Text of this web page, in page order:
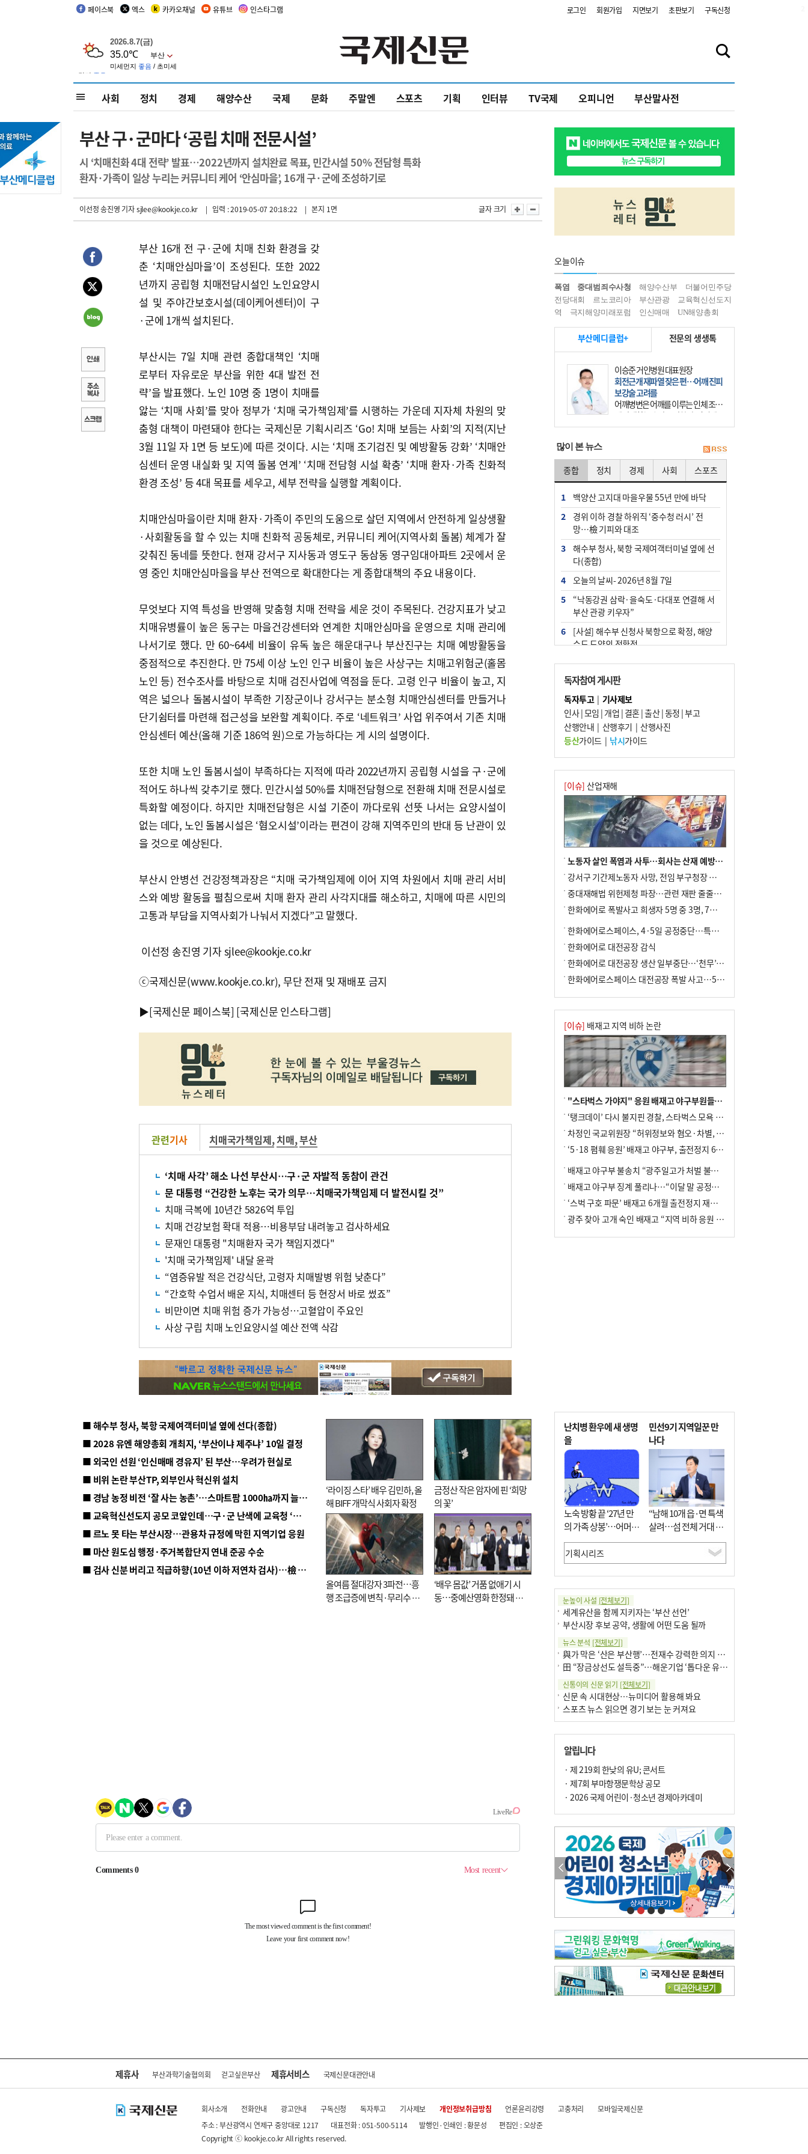
페이스북 엑스 카카오채널 유튜브 인스타그램 로그인 회원가입 지면보기 초판보기 구독신청
사회 정치 경제 해양수산 국제 문화 주말엔 스포츠 기획 인터뷰 TV국제 오피니언 부산말사전
부산 구·군마다 ‘공립 치매 전문시설’
시 ‘치매친화 4대 전략’ 발표…2022년까지 설치완료 목표, 민간시설 50% 전담형 특화
환자·가족이 일상 누리는 커뮤니티 케어 ‘안심마을’, 16개 구·군에 조성하기로
이선정 송진영 기자sjlee@kookje.co.kr | 입력 : 2019-05-07 20:18:22 | 본지 1면 글자 크기
부산 16개 전 구·군에 치매 친화 환경을 갖
춘 ‘치매안심마을’이 조성된다. 또한 2022
년까지 공립형 치매전담시설인 노인요양시
설 및 주야간보호시설(데이케어센터)이 구
·군에 1개씩 설치된다.
부산시는 7일 치매 관련 종합대책인 ‘치매
로부터 자유로운 부산을 위한 4대 발전 전
략’을 발표했다. 노인 10명 중 1명이 치매를
앓는 ‘치매 사회’를 맞아 정부가 ‘치매 국가책임제’를 시행하는 가운데 지자체 차원의 맞
춤형 대책이 마련돼야 한다는 국제신문 기획시리즈 ‘Go! 치매 보듬는 사회’의 지적(지난
3월 11일 자 1면 등 보도)에 따른 것이다. 시는 ‘치매 조기검진 및 예방활동 강화’ ‘치매안
심센터 운영 내실화 및 지역 돌봄 연계’ ‘치매 전담형 시설 확충’ ‘치매 환자·가족 친화적
환경 조성’ 등 4대 목표를 세우고, 세부 전략을 실행할 계획이다.
치매안심마을이란 치매 환자·가족이 주민의 도움으로 살던 지역에서 안전하게 일상생활
·사회활동을 할 수 있는 치매 친화적 공동체로, 커뮤니티 케어(지역사회 돌봄) 체계가 잘
갖춰진 동네를 뜻한다. 현재 강서구 지사동과 영도구 동삼동 영구임대아파트 2곳에서 운
영 중인 치매안심마을을 부산 전역으로 확대한다는 게 종합대책의 주요 내용이다.
무엇보다 지역 특성을 반영해 맞춤형 치매 전략을 세운 것이 주목된다. 건강지표가 낮고
치매유병률이 높은 동구는 마을건강센터와 연계한 치매안심마을 운영으로 치매 관리에
나서기로 했다. 만 60~64세 비율이 유독 높은 해운대구나 부산진구는 치매 예방활동을
중점적으로 추진한다. 만 75세 이상 노인 인구 비율이 높은 사상구는 치매고위험군(홀몸
노인 등) 전수조사를 바탕으로 치매 검진사업에 역점을 둔다. 고령 인구 비율이 높고, 지
역은 넓으나 돌봄시설이 부족한 기장군이나 강서구는 분소형 치매안심센터를 만들거나
단기쉼터를 마련해 접근성을 보완할 계획이다. 주로 ‘네트워크’ 사업 위주여서 기존 치매
안심센터 예산(올해 기준 186억 원)으로 가능하다는 게 시의 설명이다.
또한 치매 노인 돌봄시설이 부족하다는 지적에 따라 2022년까지 공립형 시설을 구·군에
적어도 하나씩 갖추기로 했다. 민간시설 50%를 치매전담형으로 전환해 치매 전문시설로
특화할 예정이다. 하지만 치매전담형은 시설 기준이 까다로워 선뜻 나서는 요양시설이
없는 데다, 노인 돌봄시설은 ‘혐오시설’이라는 편견이 강해 지역주민의 반대 등 난관이 있
을 것으로 예상된다.
부산시 안병선 건강정책과장은 “치매 국가책임제에 이어 지역 차원에서 치매 관리 서비
스와 예방 활동을 펼침으로써 치매 환자 관리 사각지대를 해소하고, 치매에 따른 시민의
고통과 부담을 지역사회가 나눠서 지겠다”고 말했다.
이선정 송진영 기자 sjlee@kookje.co.kr
ⓒ국제신문(www.kookje.co.kr), 무단 전재 및 재배포 금지
▶[국제신문 페이스북] [국제신문 인스타그램]
관련기사 치매국가책임제,치매,부산
‘치매 사각’ 해소 나선 부산시…구·군 자발적 동참이 관건
문 대통령 “건강한 노후는 국가 의무…치매국가책임제 더 발전시킬 것”
치매 극복에 10년간 5826억 투입
치매 건강보험 확대 적용…비용부담 내려놓고 검사하세요
문재인 대통령 "치매환자 국가 책임지겠다"
'치매 국가책임제' 내달 윤곽
“염증유발 적은 건강식단, 고령자 치매발병 위험 낮춘다”
“간호학 수업서 배운 지식, 치매센터 등 현장서 바로 썼죠”
비만이면 치매 위험 증가 가능성…고혈압이 주요인
사상 구립 치매 노인요양시설 예산 전액 삭감
■ 해수부 청사, 북항 국제여객터미널 옆에 선다(종합)
■ 2028 유엔 해양총회 개최지, ‘부산이냐 제주냐’ 10일 결정
■ 외국인 선원 ‘인신매매 경유지’ 된 부산…우려가 현실로
■ 비위 논란 부산TP, 외부인사 혁신위 설치
■ 경남 농정 비전 ‘잘 사는 농촌’…스마트팜 1000㏊까지 늘린다
■ 교육혁신선도지 공모 코앞인데…구·군 난색에 교육청 ‘쩔쩔’
■ 르노 못 타는 부산시장…관용차 규정에 막힌 지역기업 응원
■ 마산 원도심 행정·주거복합단지 연내 준공 수순
■ 검사 신분 버리고 직급하향(10년 이하 저연차 검사)…檢 중수청행 기피
‘라이징 스타’ 배우 김민하, 올
해 BIFF 개막식 사회자 확정
금정산 작은 암자에 핀 ‘희망
의 꽃’
올여름 절대강자 3파전…흥
행 조급증에 변칙·무리수 마
‘배우 몸값’ 거품 없애기 시
동…중예산영화 한정돼 실
오늘이슈
폭염 중대범죄수사청 해양수산부
더불어민주당
전당대회
르노코리아 부산관광
교육혁신선도지
역
극지해양미래포럼 인신매매 UN해양총회
부산메디클럽+ 전문의 생생톡
이승준 거인병원 대표원장
회전근개 재파열 잦은 편…어깨 진피
보강술 고려를
어깨병변은 어깨를 이루는 인체 조직
에 발생하는 손상을 말한다. 여기에
는 오십견과 회전근개 증후군, 어깨
많이 본 뉴스
종합 정치 경제 사회 스포츠
1
백양산 고지대 마을우물 55년 만에 바닥
2
경위 이하 경찰 하위직 ‘중수청 러시’ 전
망…檢 기피와 대조
3
해수부 청사, 북항 국제여객터미널 옆에 선
다(종합)
4
오늘의 날씨- 2026년 8월 7일
5
“낙동강권 삼락·을숙도·다대포 연결해 서
부산 관광 키우자”
6
[사설] 해수부 신청사 북항으로 확정, 해양
수도 도약의 전환점
7
피란마을 67년 역사인데…전교생 24명 아
미초 통폐합 기로
8
부울경 주말부터 비소식…‘극한 폭염’ 한풀
꺾일 듯
9
외국인 선원 ‘인신매매 경유지’ 된 부산…
우려가 현실로
10 부산 청소년 극지탐험대 8인, 열흘간 북극
구석구석 누빈다
독자참여 게시판
독자투고| 기사제보
인사|모임 | 개업 | 결혼|출산|동정 |부고
산행안내 | 산행후기 | 산행사진
등산가이드| 낚시가이드
[이슈] 산업재해
노동자 살인 폭염과 사투…회사는 산재 예방·전기료 절감 전력
강서구 기간제노동자 사망, 전임 부구청장 檢 송치
중대재해법 위헌제청 파장…관련 재판 줄줄이 브레이크
한화에어로 폭발사고 희생자 5명 중 3명, 7일 영면
한화에어로스페이스, 4·5일 공정중단…특별 안전점검
한화에어로 대전공장 감식
한화에어로 대전공장 생산 일부중단…‘천무’ 수출 비상
한화에어로스페이스 대전공장 폭발 사고…5명 사망·2명 부상(종합)
[이슈] 배재고 지역 비하 논란
"스타벅스 가야지" 응원 배재고 야구부원들, 학교서 징계 처분
‘탱크데이’ 다시 불지핀 경찰, 스타벅스 모욕 혐의 압수수색
차정인 국교위원장 “허위정보와 혐오·차별, 학교 교실까지 유입"
‘5·18 폄훼 응원’ 배재고 야구부, 출전정지 6개월→1개월 감경
배재고 야구부 불송치 “광주일고가 처벌 불원 의사 표해”
배재고 야구부 징계 풀리나…“이달 말 공정위서 재심의”
‘스벅 구호 파문’ 배재고 6개월 출전정지 재심 신청키로
광주 찾아 고개 숙인 배재고 “지역 비하 응원 잘못”(종합)
난치병 환우에 새 생명
을
노숙 방황 끝 ‘27년 만
의 가족 상봉’…어머니
와 행복 꿈꿔
민선9기 지역일꾼 만
나다
“남해 10개 읍·면 특색
살려…섬 전체 거대 정
원으로 조성”
눈높이 사설 [전체보기]
세계유산을 함께 지키자는 ‘부산 선언’
부산시장 후보 공약, 생활에 어떤 도움 될까
뉴스 분석 [전체보기]
與가 막은 ‘산은 부산행’…전재수 강력한 의지 표명 없인 공염불
田 “장금상선도 설득중”…해운기업 ‘톱다운 유치전’ 가속
신통이의 신문 읽기 [전체보기]
신문 속 시대현상…뉴미디어 활용해 봐요
스포츠 뉴스 읽으면 경기 보는 눈 커져요
구·군 승진 축하화분 관행 없애자니 소상공인 울상
팩트체크[전체보기]
의령 한우산 털중나리
한 손 뉴스[전체보기]
시민이 개발한 폭염 대응 앱 ‘그늘로’ 길안내 지도 등 인기
골목 맛집 발굴 고메 셀렉션…부산시, 페스티벌 시월 연계
오늘의 날씨-[전체보기]
오늘의 날씨- 2026년 8월 7일
오늘의 날씨- 2026년 8월 6일
우리 결혼해요-[전체보기]
우리 결혼해요- 김홍윤·정세빈 커플
알립니다
· 제 219회 한낮의 유U; 콘서트
· 제7회 부마항쟁문학상 공모
· 2026 국제 어린이·청소년 경제아카데미
제휴사 부산과학기술협의회 걷고싶은부산 제휴서비스 국제신문대관안내
회사소개 전화안내 광고안내 구독신청 독자투고 기사제보 개인정보취급방침 언론윤리강령 고충처리
모바일국제신문
주소 : 부산광역시 연제구 중앙대로 1217
대표전화 : 051-500-5114 발행인·인쇄인 : 황문성
편집인 : 오상준
Copyright ⓒ kookje.co.kr All rights reserved.